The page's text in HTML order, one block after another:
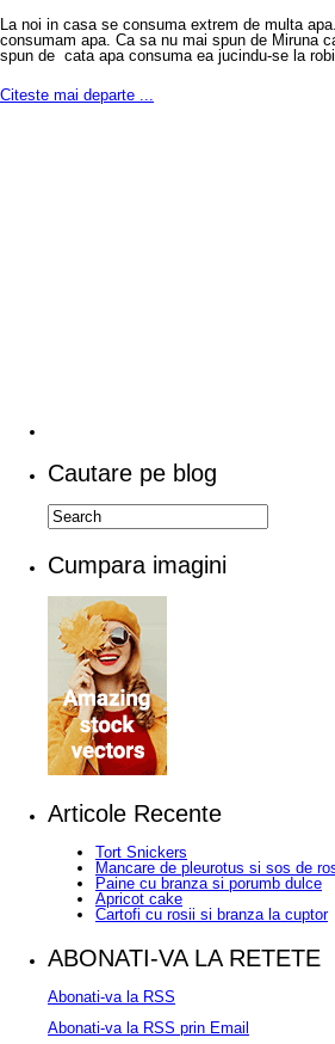
La noi in casa se consuma extrem de multa
consumam apa. Ca sa nu mai spun de Miruna
spun de cata apa consuma ea jucindu-se la
Citeste mai departe ...
Cautare pe blog
Cumpara imagini
Articole Recente
Tort Snickers
Mancare de pleurotus si sos de
Paine cu branza si porumb dulce
Apricot cake
Cartofi cu rosii si branza la cuptor
ABONATI-VA LA RETETE
Abonati-va la RSS
Abonati-va la RSS prin Email